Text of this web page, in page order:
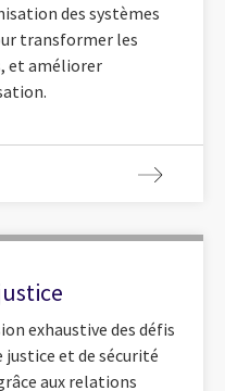
des systèmes
transformer les
et améliorer
exhaustive des défis
justice et de sécurité
aux relations